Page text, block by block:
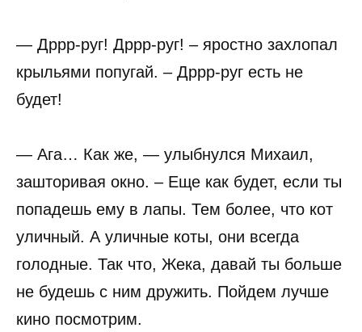
— Дррр-руг! Дррр-руг! – яростно захлопал
крыльями попугай. – Дррр-руг есть не
будет!
— Ага… Как же, — улыбнулся Михаил,
зашторивая окно. – Еще как будет, если ты
попадешь ему в лапы. Тем более, что кот
уличный. А уличные коты, они всегда
голодные. Так что, Жека, давай ты больше
не будешь с ним дружить. Пойдем лучше
кино посмотрим.